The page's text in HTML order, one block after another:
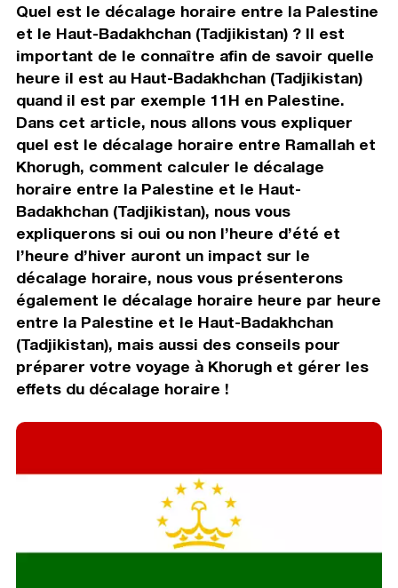
Quel est le décalage horaire entre la Palestine
et le Haut-Badakhchan (Tadjikistan) ? Il est
important de le connaître afin de savoir quelle
heure il est au Haut-Badakhchan (Tadjikistan)
quand il est par exemple 11H en Palestine.
Dans cet article, nous allons vous expliquer
quel est le décalage horaire entre Ramallah et
Khorugh, comment calculer le décalage
horaire entre la Palestine et le Haut-
Badakhchan (Tadjikistan), nous vous
expliquerons si oui ou non l’heure d’été et
l’heure d’hiver auront un impact sur le
décalage horaire, nous vous présenterons
également le décalage horaire heure par heure
entre la Palestine et le Haut-Badakhchan
(Tadjikistan), mais aussi des conseils pour
préparer votre voyage à Khorugh et gérer les
effets du décalage horaire !